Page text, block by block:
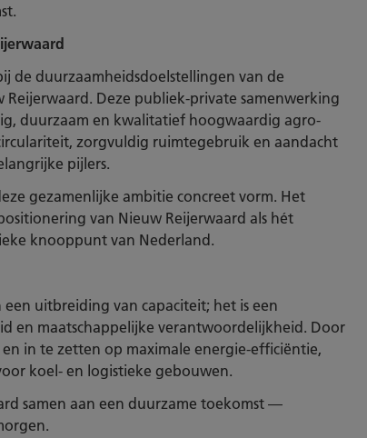
de duurzaamheidsdoelstellingen van de
Reijerwaard. Deze publiek-private samenwerking
duurzaam en kwalitatief hoogwaardig agro-
zorgvuldig ruimtegebruik en aandacht
pijlers.
gezamenlijke ambitie concreet vorm. Het
van Nieuw Reijerwaard als hét
knooppunt van Nederland.
uitbreiding van capaciteit; het is een
en maatschappelijke verantwoordelijkheid. Door
en in te zetten op maximale energie-efficiëntie,
koel- en logistieke gebouwen.
samen aan een duurzame toekomst —